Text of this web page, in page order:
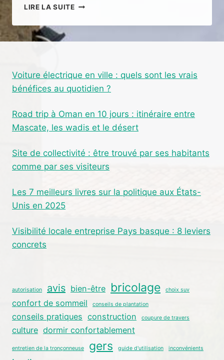
LIRE LA SUITEVISITER
DANS
VILLAGE
AUTHENTIQUE
DÉCOUVRIR
Voiture électrique en ville : quels sont les vrais
bénéfices au quotidien ?
Road trip à Oman en 10 jours : itinéraire entre
Mascate, les wadis et le désert
Site de collectivité : être trouvé par ses habitants
comme par ses visiteurs
Les 7 meilleurs livres sur la politique aux États-
Unis en 2025
Visibilité locale entreprise Pays basque : 8 leviers
concrets
autorisation avis bien-être bricolage choix suv
confort de sommeil conseils de plantation
conseils pratiques construction coupure de travers
culture dormir confortablement
entretien de la tronçonneuse gers guide d'utilisation inconvénients